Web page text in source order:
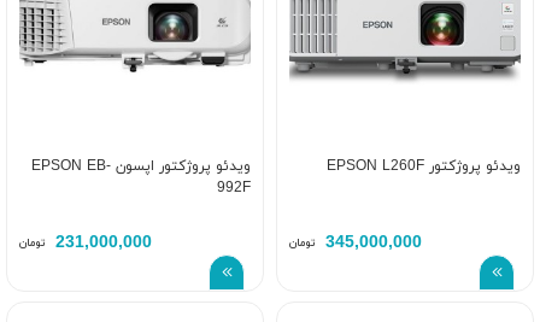
ویدئو پروژکتور EPSON L260F
345,000,000 تومان
ویدئو پروژکتور اپسون EPSON EB-
992F
231,000,000 تومان